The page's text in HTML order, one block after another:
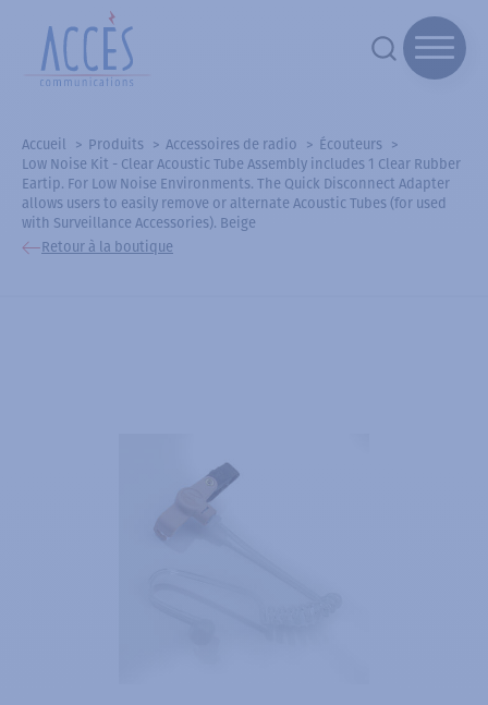
Accueil Produits Accessoires de radio
Écouteurs
Low Noise Kit - Clear Acoustic Tube Assembly includes 1 Clear Rubber
Eartip. For Low Noise Environments. The Quick Disconnect Adapter
allows users to easily remove or alternate Acoustic Tubes (for used
with Surveillance Accessories). Beige
Retour à la boutique